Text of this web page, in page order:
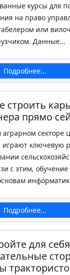
курсы для
на право
или
Данные…
Подробнее...
строить
прямо
секторе
играют ключевую
с этим,
Подробнее...
для себя